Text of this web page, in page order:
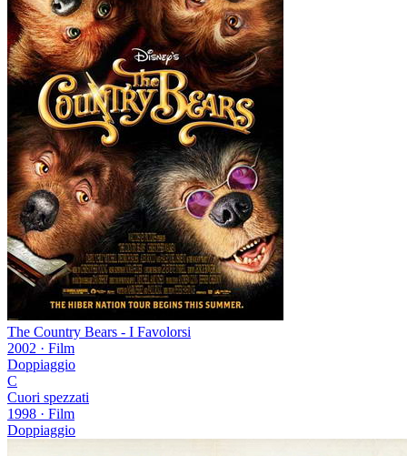
The Country Bears - I Favolorsi
2002 · Film
Doppiaggio
C
Cuori spezzati
1998 · Film
Doppiaggio